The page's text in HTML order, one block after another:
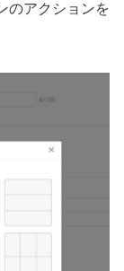
のアクションを